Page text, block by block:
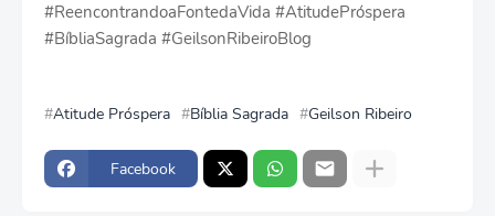
#ReencontrandoaFontedaVida #AtitudePróspera
#BíbliaSagrada #GeilsonRibeiroBlog
Atitude Próspera Bíblia Sagrada Geilson Ribeiro
Facebook